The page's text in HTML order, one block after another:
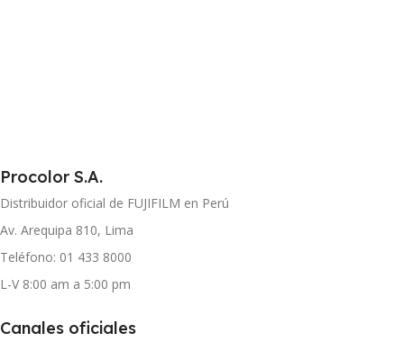
Procolor S.A.
Distribuidor oficial de FUJIFILM en Perú
Av. Arequipa 810, Lima
Teléfono: 01 433 8000
L-V 8:00 am a 5:00 pm
Canales oficiales